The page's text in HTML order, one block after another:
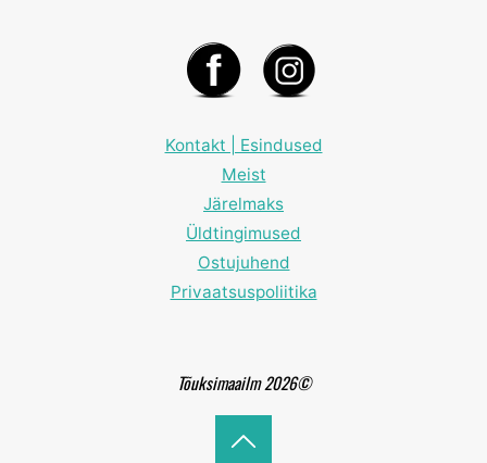
Kontakt | Esindused
Meist
Järelmaks
Üldtingimused
Ostujuhend
Privaatsuspoliitika
Tõuksimaailm 2026©